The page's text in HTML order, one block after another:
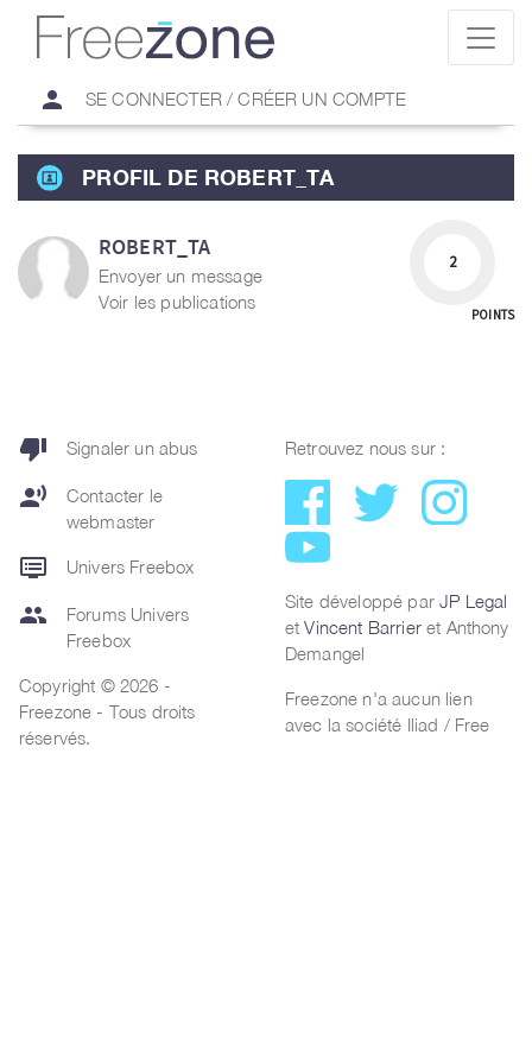
person SE CONNECTER / CRÉER UN COMPTE
PROFIL DE ROBERT_TA
ROBERT_TA
Envoyer un message
Voir les publications
2
POINTS
thumb_down Signaler un abus
record_voice_over
Contacter le
webmaster
dvr Univers Freebox
group
Forums Univers
Freebox
Copyright © 2026 -
Freezone - Tous droits
réservés.
Retrouvez nous sur :
Site développé parJP Legal
etVincent Barrieret Anthony
Demangel
Freezone n'a aucun lien
avec la société Iliad / Free